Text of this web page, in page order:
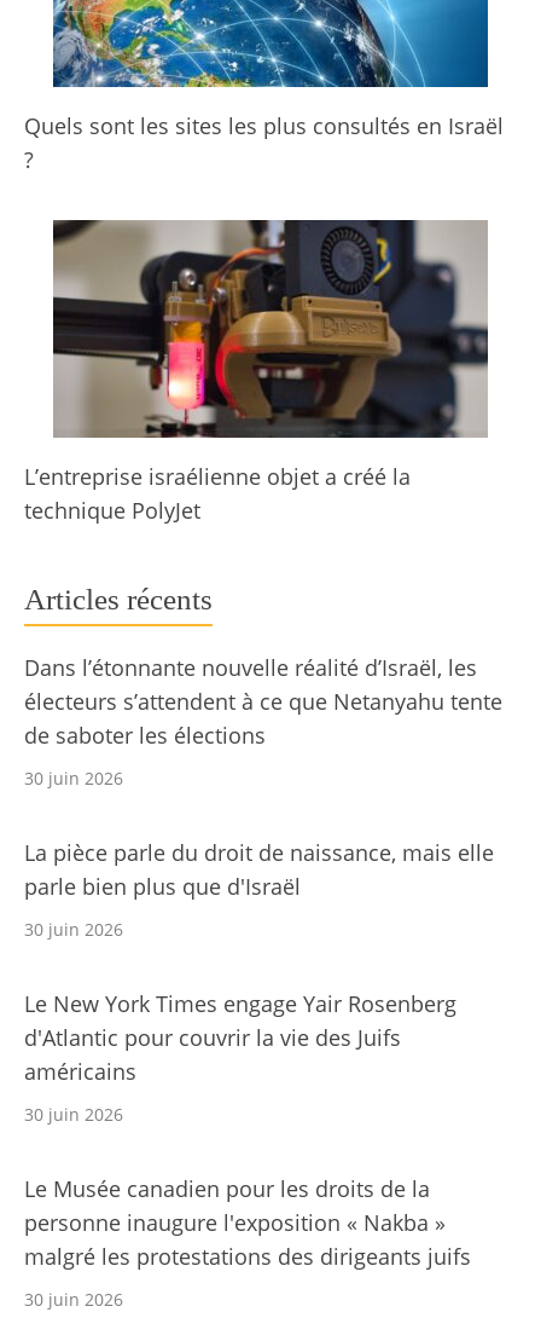
Quels sont les sites les plus consultés en Israël
?
L’entreprise israélienne objet a créé la
technique PolyJet
Articles récents
Dans l’étonnante nouvelle réalité d’Israël, les
électeurs s’attendent à ce que Netanyahu tente
de saboter les élections
30 juin 2026
La pièce parle du droit de naissance, mais elle
parle bien plus que d'Israël
30 juin 2026
Le New York Times engage Yair Rosenberg
d'Atlantic pour couvrir la vie des Juifs
américains
30 juin 2026
Le Musée canadien pour les droits de la
personne inaugure l'exposition « Nakba »
malgré les protestations des dirigeants juifs
30 juin 2026